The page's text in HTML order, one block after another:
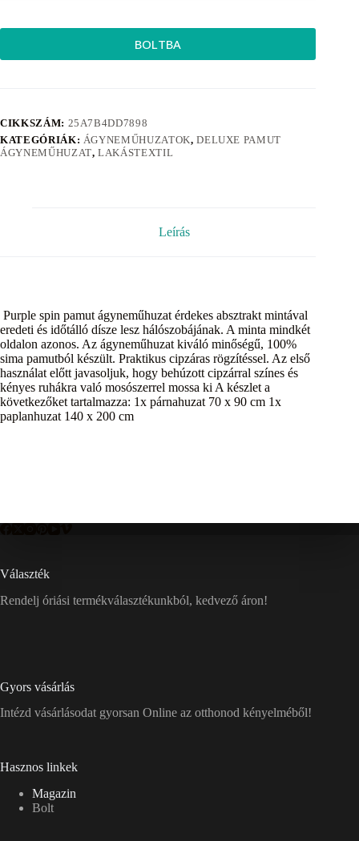
BOLTBA
CIKKSZÁM: 25A7B4DD7898
KATEGÓRIÁK: ÁGYNEMŰHUZATOK,DELUXE PAMUT
ÁGYNEMŰHUZAT,LAKÁSTEXTIL
Leírás
Purple spin pamut ágyneműhuzat érdekes absztrakt mintával
eredeti és időtálló dísze lesz hálószobájának. A minta mindkét
oldalon azonos. Az ágyneműhuzat kiváló minőségű, 100%
sima pamutból készült. Praktikus cipzáras rögzítéssel. Az első
használat előtt javasoljuk, hogy behúzott cipzárral színes és
kényes ruhákra való mosószerrel mossa ki A készlet a
következőket tartalmazza: 1x párnahuzat 70 x 90 cm 1x
paplanhuzat 140 x 200 cm
Választék
Rendelj óriási termékválasztékunkból, kedvező áron!
Gyors vásárlás
Intézd vásárlásodat gyorsan Online az otthonod kényelméből!
Hasznos linkek
Magazin
Bolt